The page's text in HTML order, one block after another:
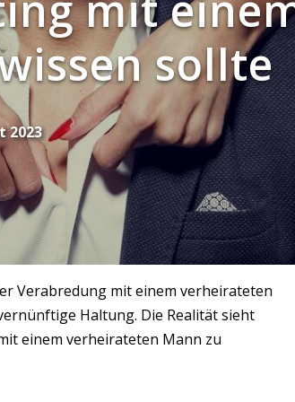
sollte
2023
Verabredung mit einem verheirateten
Haltung. Die Realität sieht
einem verheirateten Mann zu